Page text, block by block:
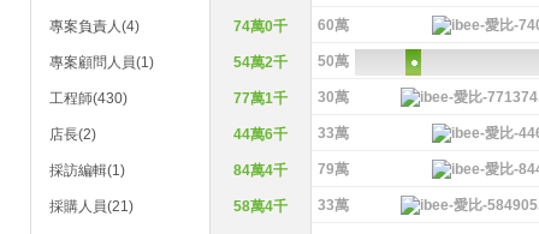
專案負責人(4) 74萬0千 60萬
專案顧問人員(1) 54萬2千 50萬
工程師(430) 77萬1千 30萬
店長(2) 44萬6千 33萬
採訪編輯(1) 84萬4千 79萬
採購人員(21) 58萬4千 33萬